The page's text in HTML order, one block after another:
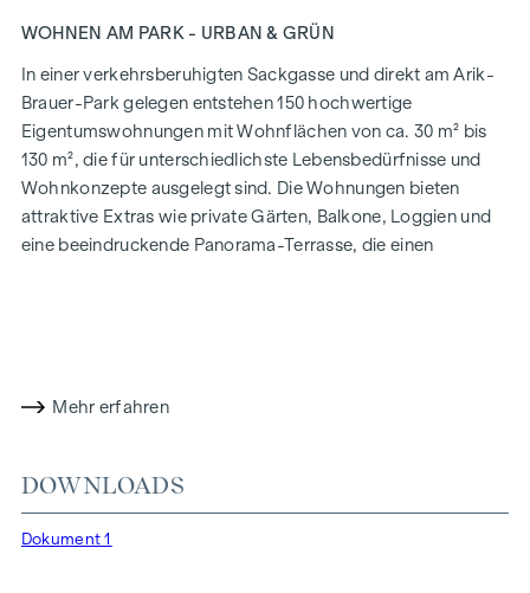
WOHNEN AM PARK - URBAN & GRÜN
In einer verkehrsberuhigten Sackgasse und direkt am Arik-
Brauer-Park gelegen entstehen 150 hochwertige
Eigentumswohnungen mit Wohnflächen von ca. 30 m² bis
130 m², die für unterschiedlichste Lebensbedürfnisse und
Wohnkonzepte ausgelegt sind. Die Wohnungen bieten
attraktive Extras wie private Gärten, Balkone, Loggien und
eine beeindruckende Panorama-Terrasse, die einen
garantieren eine nachhaltige und effiziente
Mehr Infos unter:WOHNEN AM PARK, 1160 Wien,
Herbststraße – Winegg
Mehr erfahren
DOWNLOADS
Dokument 1